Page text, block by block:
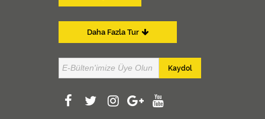
Daha Fazla Tur
Kaydol